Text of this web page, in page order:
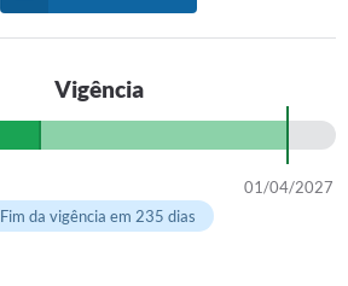
Vigência
01/04/2027
Fim da vigência em 235 dias